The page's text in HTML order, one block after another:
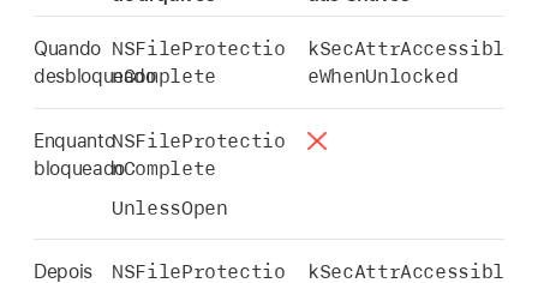
Quando
desbloqueado
NSFileProtectio
nComplete
kSecAttrAccessibl
eWhenUnlocked
Enquanto
bloqueado
NSFileProtectio
nComplete
UnlessOpen
Depois
NSFileProtectio
kSecAttrAccessibl